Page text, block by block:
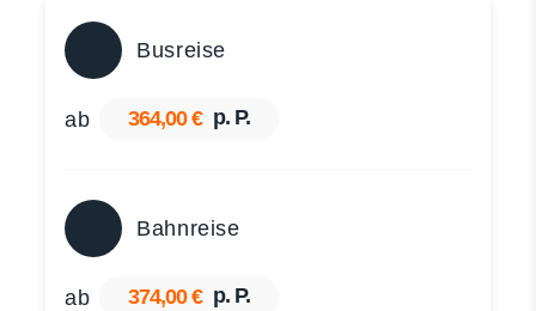
Busreise
ab 364,00 € p. P.
Bahnreise
ab 374,00 € p. P.